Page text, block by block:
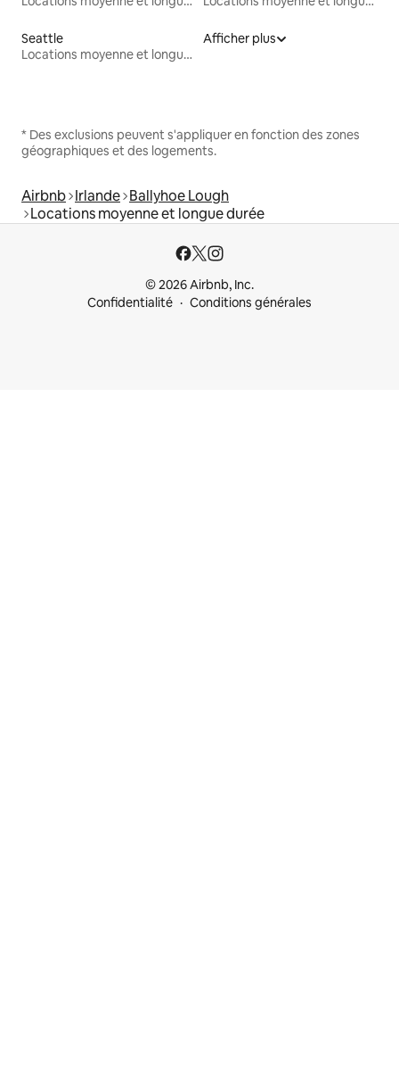
Seattle
Locations moyenne et longue durée
Afficher plus
* Des exclusions peuvent s'appliquer en fonction des zones
géographiques et des logements.
Airbnb Irlande Ballyhoe Lough
Locations moyenne et longue durée
© 2026 Airbnb, Inc.
Confidentialité
Conditions générales